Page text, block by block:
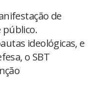
de
público.
ideológicas, e
o SBT